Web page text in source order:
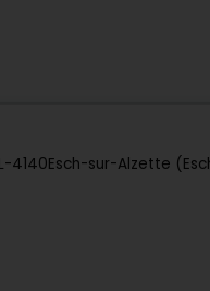
L-4140Esch-sur-Alzette